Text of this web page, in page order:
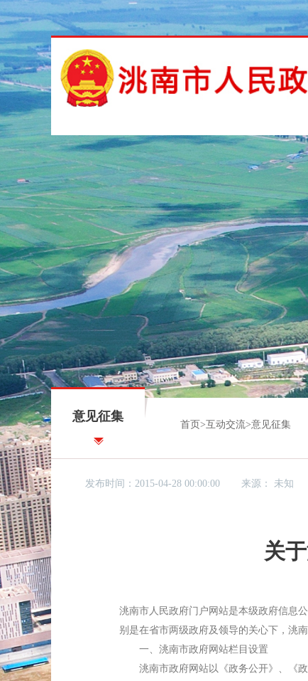
意见征集
首页 >互动交流>意见征集
发布时间：2015-04-28 00:00:00 来源： 未知
关
洮南市人民政府门户网站是本级政府信息
别是在省市两级政府及领导的关心下，洮
一、洮南市政府网站栏目设置
洮南市政府网站以《政务公开》、《政